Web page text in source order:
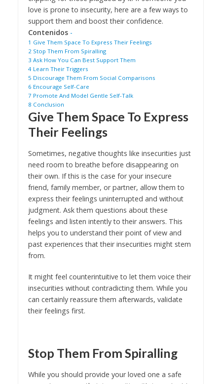
love is prone to insecurity, here are a few ways to
support them and boost their confidence.
Contenidos -
1 Give Them Space To Express Their Feelings
2 Stop Them From Spiralling
3 Ask How You Can Best Support Them
4 Learn Their Triggers
5 Discourage Them From Social Comparisons
6 Encourage Self-Care
7 Promote And Model Gentle Self-Talk
8 Conclusion
Give Them Space To Express
Their Feelings
Sometimes, negative thoughts like insecurities just
need room to breathe before disappearing on
their own. If this is the case for your insecure
friend, family member, or partner, allow them to
express their feelings uninterrupted and without
judgment. Ask them questions about these
feelings and listen intently to their answers. This
helps you to understand their point of view and
past experiences that their insecurities might stem
from.
It might feel counterintuitive to let them voice their
insecurities without contradicting them. While you
can certainly reassure them afterwards, validate
their feelings first.
Stop Them From Spiralling
While you should provide your loved one a safe